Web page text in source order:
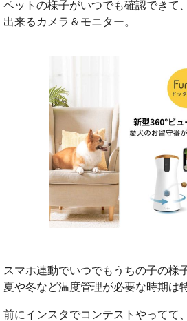
ペットの様子がいつでも確認できて
出来るカメラ＆モニター。
スマホ連動でいつでもうちの子の様
夏や冬など温度管理が必要な時期は
前にインスタでコンテストやってて